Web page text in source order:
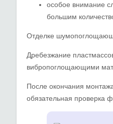
особое внимание
большим
Отделке
Дребезжание
вибропоглощающими
После окончания
обязательная проверка